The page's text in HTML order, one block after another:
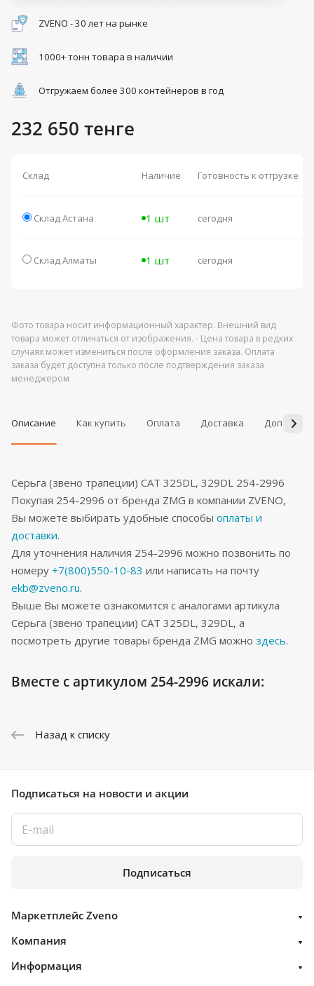
ZVENO - 30 лет на рынке
1000+ тонн товара в наличии
Отгружаем более 300 контейнеров в год
232 650 тенге
Склад Наличие Готовность к отгрузке
Склад Астана 1 шт сегодня
Склад Алматы 1 шт сегодня
Фото товара носит информационный характер. Внешний вид
товара может отличаться от изображения. - Цена товара в редких
случаях может измениться после оформления заказа. Оплата
заказа будет доступна только после подтверждения заказа
менеджером
Описание Как купить Оплата Доставка
Серьга (звено трапеции) CAT 325DL, 329DL 254-2996
Покупая 254-2996 от бренда ZMG в компании ZVENO,
Вы можете выбирать удобные способы оплаты и
доставки.
Для уточнения наличия 254-2996 можно позвонить по
номеру +7(800)550-10-83 или написать на почту
ekb@zveno.ru.
Выше Вы можете ознакомится с аналогами артикула
Серьга (звено трапеции) CAT 325DL, 329DL, а
посмотреть другие товары бренда ZMG можно здесь.
Вместе с артикулом 254-2996 искали:
Назад к списку
Подписаться на новости и акции
Подписаться
Маркетплейс Zveno
Компания
Информация